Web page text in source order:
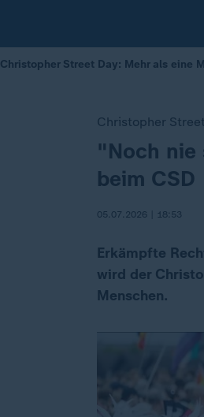
Christopher Street Day: Mehr als eine
Christopher
:"Noch
beim CSD
05.07.2026 | 18:53
Erkämpfte
wird der
Menschen.